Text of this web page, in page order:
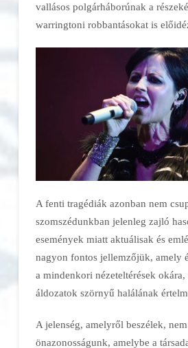
vallásos polgárháborúnak a
warringtoni robbantásokat is
A fenti tragédiák azonban nem
szomszédunkban jelenleg zajló
események miatt aktuálisak és
nagyon fontos jellemzőjük, amely
a mindenkori nézeteltérések
áldozatok szörnyű halálának
A jelenség, amelyről beszélek,
önazonosságunk, amelybe a